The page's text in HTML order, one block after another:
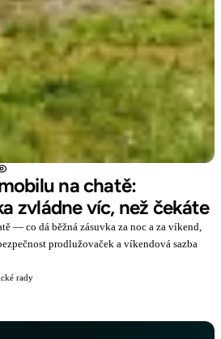
na chatě:
zvládne víc, než čekáte
— co dá běžná zásuvka za noc a za víkend,
prodlužovaček a víkendová sazba
rady